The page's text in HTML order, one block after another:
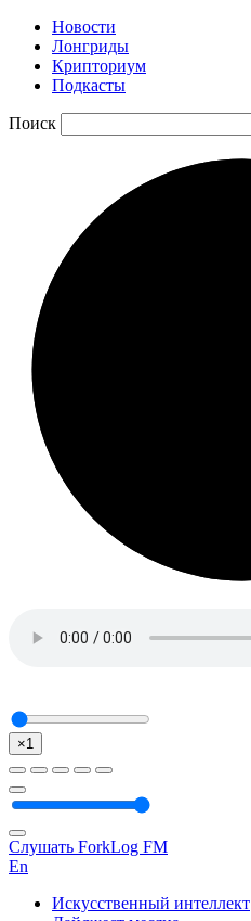
Новости
Лонгриды
Крипториум
Подкасты
Поиск
×1
Слушать ForkLog FM
En
Искусственный интеллект